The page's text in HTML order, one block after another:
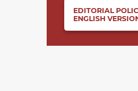
EDITORIAL
ENGLISH